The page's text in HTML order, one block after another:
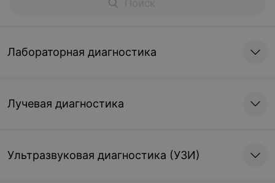
Лабораторная диагностика
Лучевая диагностика
Ультразвуковая диагностика (УЗИ)